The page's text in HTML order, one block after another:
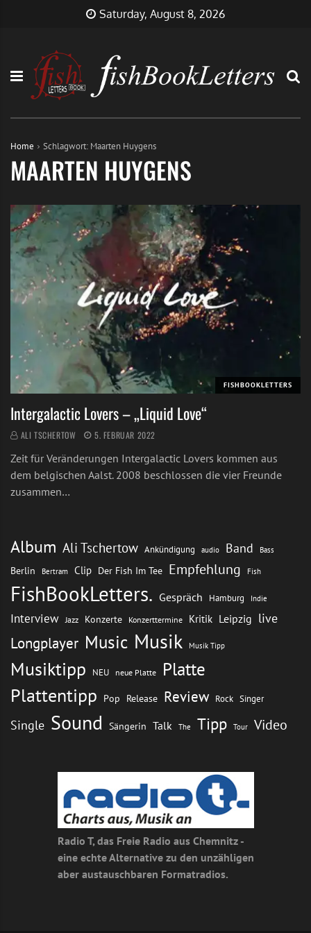
Saturday, August 8, 2026
Home Schlagwort: Maarten Huygens
MAARTEN HUYGENS
FISHBOOKLETTERS
Intergalactic Lovers – „Liquid Love“
ALI TSCHERTOW 5. FEBRUAR 2022
Zeit für Veränderungen Intergalactic Lovers kommen aus
dem belgischen Aalst. 2008 beschlossen die vier Freunde
zusammen…
Album Ali Tschertow Ankündigung audio Band Bass
Berlin Bertram Clip Der Fish Im Tee Empfehlung Fish
FishBookLetters. Gespräch Hamburg Indie
Interview Jazz Konzerte Konzerttermine Kritik Leipzig live
Longplayer Music Musik Musik Tipp
Musiktipp NEU neue Platte Platte
Plattentipp Pop Release Review Rock Singer
Single Sound Sängerin Talk The Tipp Tour Video
Radio T, das Freie Radio aus Chemnitz -
eine echte Alternative zu den unzähligen
aber austauschbaren Formatradios.